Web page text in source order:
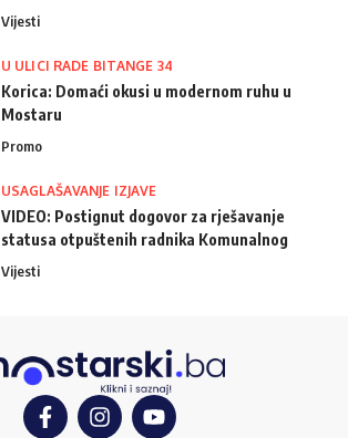
Vijesti
U ULICI RADE BITANGE 34
Korica: Domaći okusi u modernom ruhu u
Mostaru
Promo
USAGLAŠAVANJE IZJAVE
VIDEO: Postignut dogovor za rješavanje
statusa otpuštenih radnika Komunalnog
Vijesti